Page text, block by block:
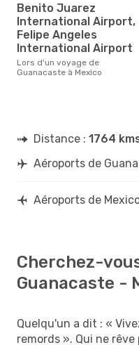
Benito Juarez
International Airport,
Felipe Angeles
International Airport
Lors d'un voyage de
Guanacaste à Mexico
Distance : 1764
Aéroports de
Aéroports de
Cherchez-
Guanacaste -
Quelqu'un a dit : «
remords ». Qui ne